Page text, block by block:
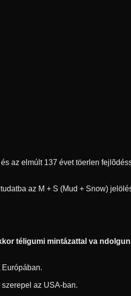
az elmúlt 137 évet töerlen
az M + S (Mud + Snow)
téligumi mintázattal va
az USA-ban.